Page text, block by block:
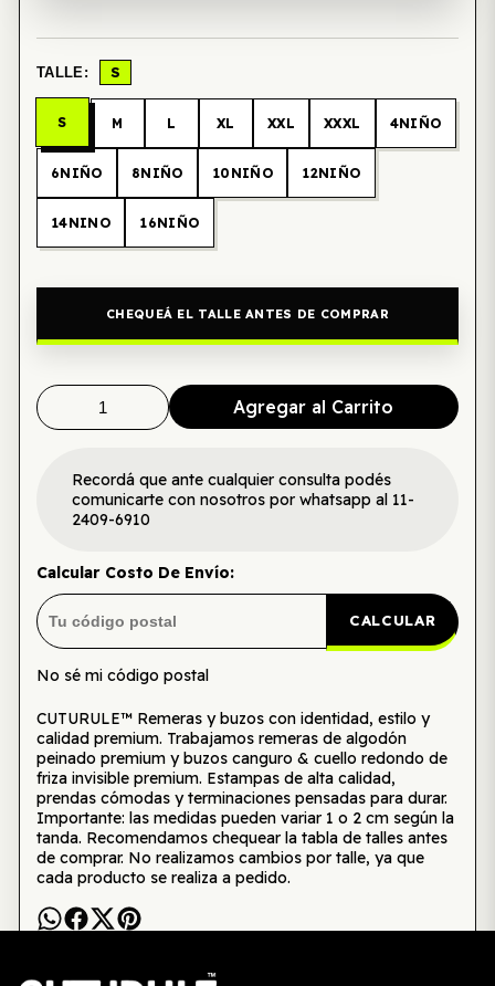
TALLE: S
S M L XL XXL XXXL 4NIÑO
6NIÑO 8NIÑO 10NIÑO 12NIÑO
14NINO 16NIÑO
CHEQUEÁ EL TALLE ANTES DE COMPRAR
Agregar al Carrito
Recordá que ante cualquier consulta podés
comunicarte con nosotros por whatsapp al 11-
2409-6910
Calcular Costo De Envío:
CALCULAR
No sé mi código postal
CUTURULE™ Remeras y buzos con identidad, estilo y
calidad premium. Trabajamos remeras de algodón
peinado premium y buzos canguro & cuello redondo de
friza invisible premium. Estampas de alta calidad,
prendas cómodas y terminaciones pensadas para durar.
Importante: las medidas pueden variar 1 o 2 cm según la
tanda. Recomendamos chequear la tabla de talles antes
de comprar. No realizamos cambios por talle, ya que
cada producto se realiza a pedido.